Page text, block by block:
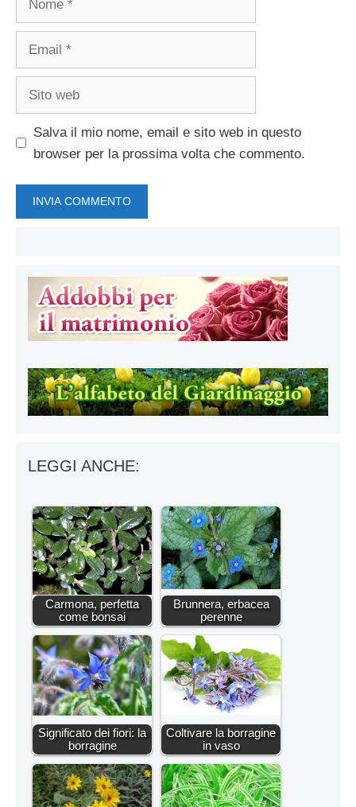
Email
Sito
Salva il mio nome, email e sito web in questo
browser per la prossima volta che commento.
LEGGI ANCHE:
Carmona, perfetta
come bonsai
Brunnera, erbacea
perenne
Significato dei fiori: la
borragine
Coltivare la borragine
in vaso